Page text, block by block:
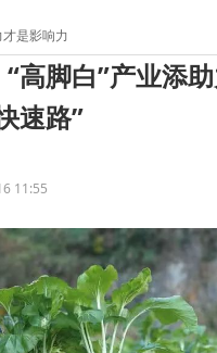
是影响力
高脚白”产业添助
速路”
11:55